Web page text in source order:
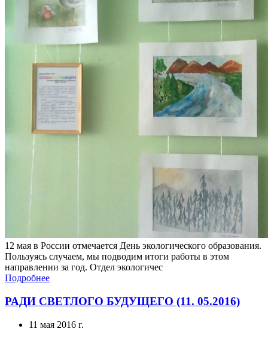
12 мая в России отмечается День экологического образования.
Пользуясь случаем, мы подводим итоги работы в этом
направлении за год. Отдел экологичес
Подробнее
РАДИ СВЕТЛОГО БУДУЩЕГО (11. 05.2016)
11 мая 2016 г.